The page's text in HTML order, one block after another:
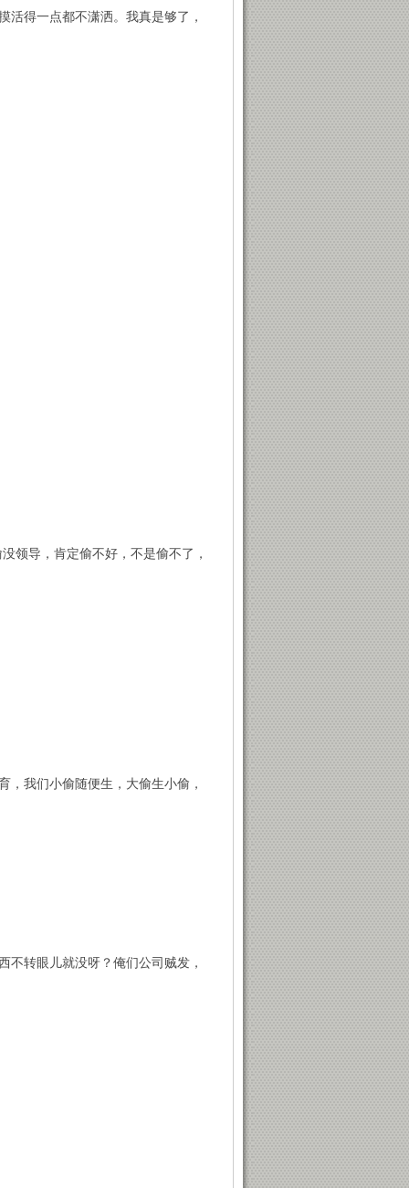
得一点都不潇洒。我真是够了，
领导，肯定偷不好，不是偷不了，
我们小偷随便生，大偷生小偷，
转眼儿就没呀？俺们公司贼发，